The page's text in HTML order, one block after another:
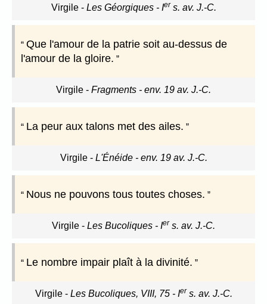
Virgile- Les Géorgiques - Ier s. av. J.-C.
Que l'amour de la patrie soit au-dessus de
l'amour de la gloire.
Virgile - Fragments - env. 19 av. J.-C.
La peur aux talons met des ailes.
Virgile- L'Énéide - env. 19 av. J.-C.
Nous ne pouvons tous toutes choses.
Virgile - Les Bucoliques - Ier s. av. J.-C.
Le nombre impair plaît à la divinité.
Virgile- Les Bucoliques, VIII, 75 - Ier s. av. J.-C.